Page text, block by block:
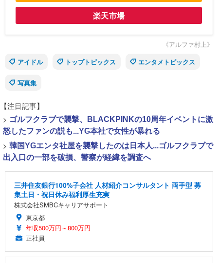
楽天市場
《アルファ村上》
アイドル
トップトピックス エンタメトピックス
写真集
【注目記事】
> ゴルフクラブで襲撃、BLACKPINKの10周年イベントに激
怒したファンの説も...YG本社で女性が暴れる
> 韓国YGエンタ社屋を襲撃したのは日本人...ゴルフクラブで
出入口の一部を破損、警察が経緯を調査へ
三井住友銀行100%子会社 人材紹介コンサルタント 両手型 募
集土日・祝日休み福利厚生充実
株式会社SMBCキャリアサポート
東京都
年収500万円～800万円
正社員